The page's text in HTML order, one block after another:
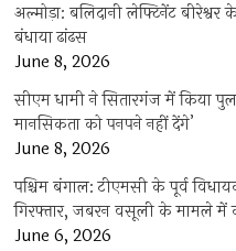
अल्मोड़ा: बलिदानी लेफ्टिनेंट
बंधाया ढांढस
June 8, 2026
सीएम धामी ने सितारगंज में किया
मानसिकता को पनपने नहीं देंगे’
June 8, 2026
पश्चिम बंगाल: टीएमसी के पूर्व
गिरफ्तार, जबरन वसूली के मामले में
June 6, 2026